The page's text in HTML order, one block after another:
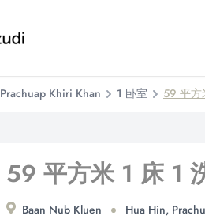
Prachuap Khiri Khan 1 卧室 59 平方
59 平方米 1 床 1
Baan Nub Kluen Hua Hin,